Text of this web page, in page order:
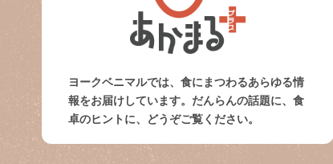
ヨークベニマルでは、食にまつわるあらゆる情
報をお届けしています。だんらんの話題に、食
卓のヒントに、どうぞご覧ください。